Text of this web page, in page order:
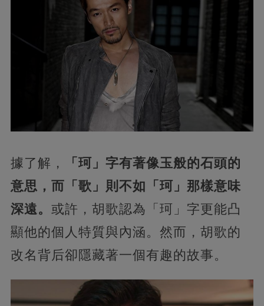
據了解，
「珂」字有著像玉般的石頭的
意思，而「歌」則不如「珂」那樣意味
深遠。 或許，胡歌認為「珂」字更能凸
顯他的個人特質與內涵。然而，胡歌的
改名背后卻隱藏著一個有趣的故事。